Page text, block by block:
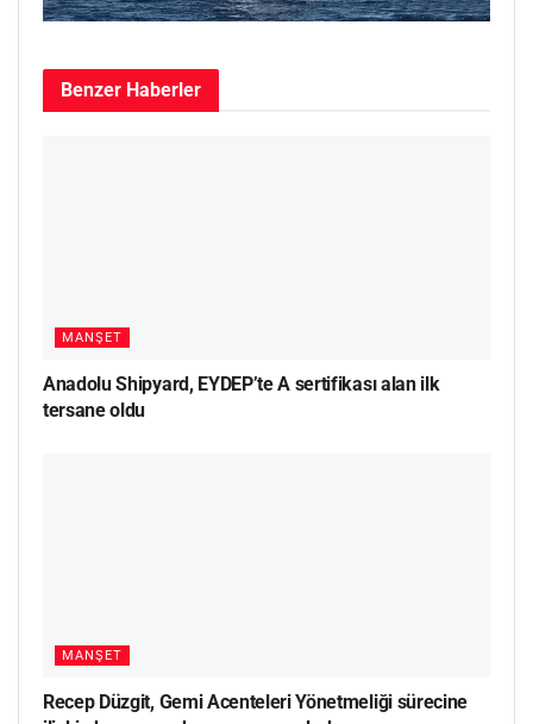
Benzer Haberler
MANŞET
Anadolu Shipyard, EYDEP’te A sertifikası alan ilk
tersane oldu
MANŞET
Recep Düzgit, Gemi Acenteleri Yönetmeliği sürecine